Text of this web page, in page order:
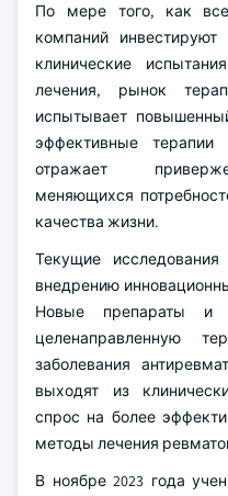
По мере того, как
компаний
клинические
лечения, рынок
испытывает
эффективные терапии
отражает
меняющихся
качества жизни.
Текущие
внедрению
Новые препараты и
целенаправленную
заболевания
выходят из
спрос на более
методы лечения
В ноябре 2023 года